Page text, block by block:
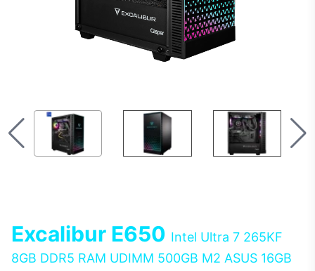
Excalibur E650 Intel Ultra 7 265KF
8GB DDR5 RAM UDIMM 500GB M2 ASUS 16GB